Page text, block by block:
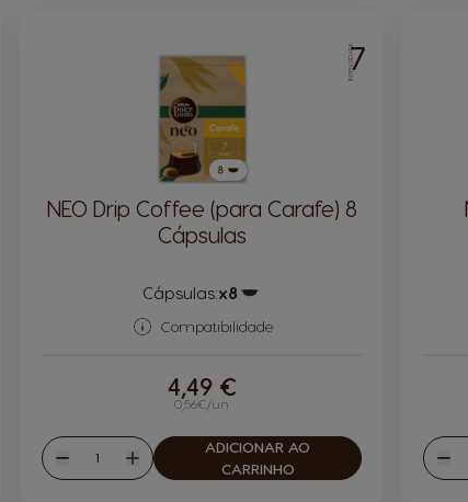
INTENSIDADE7
NEO Drip Coffee (para Carafe) 8
Cápsulas
Cápsulas:x8
Compatibilidade
0,56€/un
4,49 €
Reduzir
Quantidade
Aumentar
ADICIONAR AO
CARRINHO